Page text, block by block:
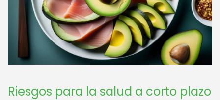
Riesgos para la salud a corto plazo